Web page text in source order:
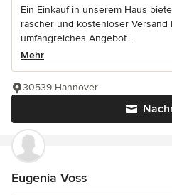
Ein Einkauf in unserem Haus
rascher und kostenloser Versand
umfangreiches Angebot...
Mehr
30539 Hannover
Eugenia Voss